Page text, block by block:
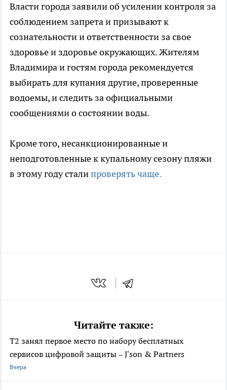
Власти города заявили об усилении контроля за
соблюдением запрета и призывают к
сознательности и ответственности за свое
здоровье и здоровье окружающих. Жителям
Владимира и гостям города рекомендуется
выбирать для купания другие, проверенные
водоемы, и следить за официальными
сообщениями о состоянии воды.
Кроме того, несанкционированные и
неподготовленные к купальному сезону пляжи
в этому году сталипроверять чаще.
Читайте также:
Т2 занял первое место по набору бесплатных
сервисов цифровой защиты – J'son & Partners
Вчера